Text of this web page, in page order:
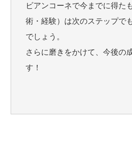
ビアンコーネで今までに得た
術・経験）は次のステップで
でしょう。
さらに磨きをかけて、今後の
す！